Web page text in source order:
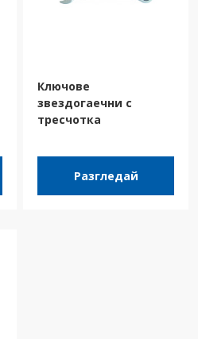
Ключове
звездогаечни с
тресчотка
Разгледай